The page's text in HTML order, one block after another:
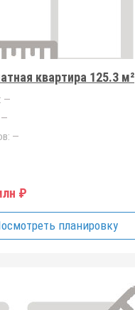
квартира 125.3 м²
—
—
—
₽
планировку